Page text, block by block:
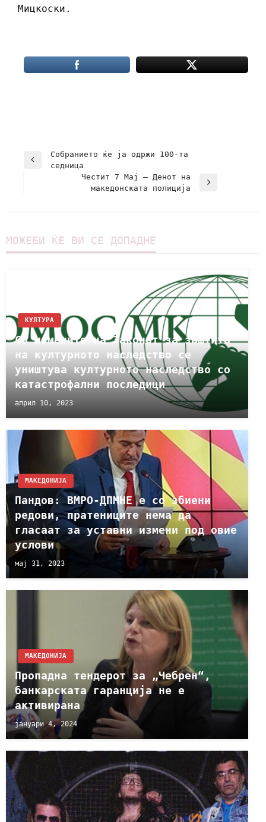
Мицкоски.
Собранието ќе ја одржи 100-та
седница
Честит 7 Мај – Денот на
македонската полиција
МОЖЕБИ ЌЕ ВИ СЕ ДОПАДНЕ
КУЛТУРА
Со измените на Законот за заштита
на културното наследство се
уништува културното наследство со
катастрофални последици
април 10, 2023
МАКЕДОНИЈА
Пандов: ВМРО-ДПМНЕ е со збиени
редови, пратениците нема да
гласаат за уставни измени под овие
услови
мај 31, 2023
МАКЕДОНИЈА
Пропадна тендерот за „Чебрен“,
банкарската гаранција не е
активирана
јануари 4, 2024